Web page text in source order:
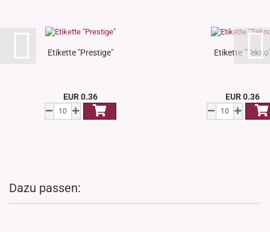
Etikette "Prestige"
EUR 0.36
Etikette
EUR 0.36
Dazu passen: